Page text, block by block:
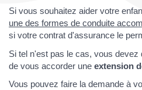
Si vous souhaitez aider votre
une des formes de conduite
si votre contrat d'assurance le
Si tel n'est pas le cas, vous
de vous accorder une extension
Vous pouvez faire la demande à